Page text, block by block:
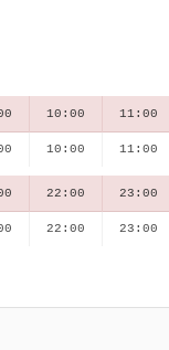
10:00 11:00
10:00 11:00
22:00 23:00
22:00 23:00